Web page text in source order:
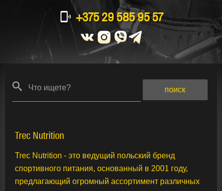
phonelink_ring +375 29 585 95 57
Что ищете?
Trec Nutrition
Trec Nutrition - это ведущий польский бренд
спортивного питания, основанный в 2001 году,
предлагающий огромный ассортимент различных